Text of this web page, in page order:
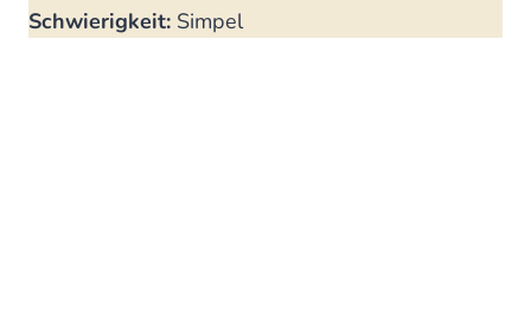
Schwierigkeit: Simpel